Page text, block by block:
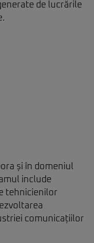
de lucrările
și în domeniul
include
tehnicienilor
comunicațiilor